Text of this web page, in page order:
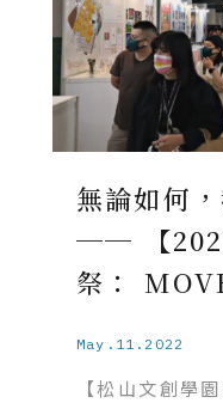
無論如何
── 【
祭：
May.11.2022
【松山文創學